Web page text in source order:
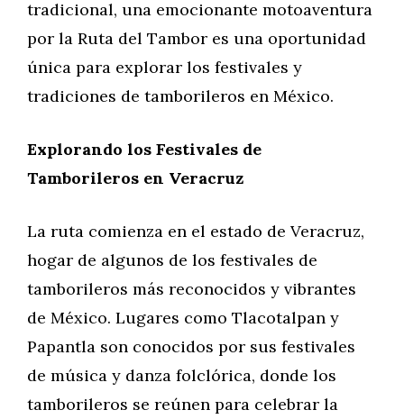
tradicional, una emocionante motoaventura
por la Ruta del Tambor es una oportunidad
única para explorar los festivales y
tradiciones de tamborileros en México.
Explorando los Festivales de
Tamborileros en Veracruz
La ruta comienza en el estado de Veracruz,
hogar de algunos de los festivales de
tamborileros más reconocidos y vibrantes
de México. Lugares como Tlacotalpan y
Papantla son conocidos por sus festivales
de música y danza folclórica, donde los
tamborileros se reúnen para celebrar la